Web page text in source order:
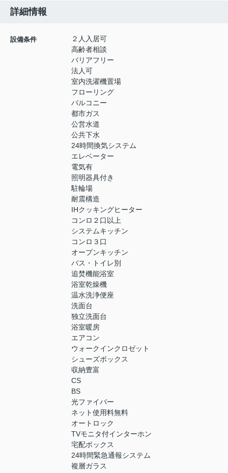
詳細情報
設備条件
２人入居可
高齢者相談
バリアフリー
法人可
室内洗濯機置場
フローリング
バルコニー
都市ガス
公営水道
公共下水
24時間換気システム
エレベーター
電気有
照明器具付き
駐輪場
耐震構造
IHクッキングヒーター
コンロ２口以上
システムキッチン
コンロ３口
オープンキッチン
バス・トイレ別
追焚機能浴室
浴室乾燥機
温水洗浄便座
洗面台
独立洗面台
浴室暖房
エアコン
ウォークインクロゼット
シューズボックス
収納豊富
CS
BS
光ファイバー
ネット使用料無料
オートロック
TVモニタ付インターホン
宅配ボックス
24時間緊急通報システム
複層ガラス